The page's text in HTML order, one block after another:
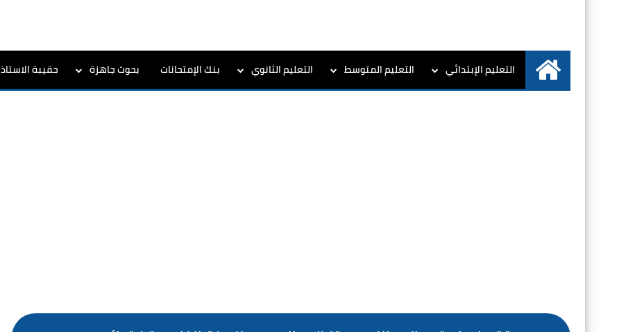
الرئيسية
التعليم الإبتدائي التعليم المتوسط التعليم الثانوي بنك الإمتحانات بحوث جاهزة حقيبة الاستاذ